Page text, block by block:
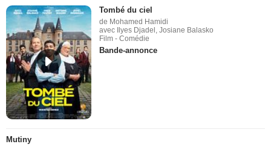
Tombé du ciel
de Mohamed Hamidi
avec Ilyes Djadel, Josiane Balasko
Film - Comédie
Bande-annonce
Mutiny